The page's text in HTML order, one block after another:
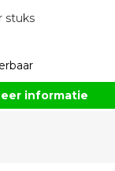
stuks
informatie